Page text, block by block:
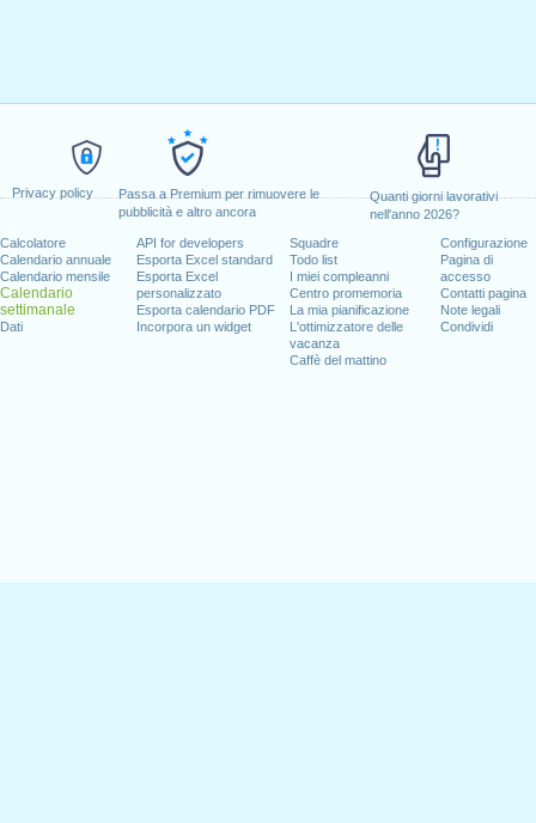
Privacy policy
Passa a Premium per rimuovere le
pubblicità e altro ancora
Quanti giorni lavorativi
nell'anno 2026?
Calcolatore
Calendario annuale
Calendario mensile
Calendario
settimanale
Dati
API for developers
Esporta Excel standard
Esporta Excel
personalizzato
Esporta calendario PDF
Incorpora un widget
Squadre
Todo list
I miei compleanni
Centro promemoria
La mia pianificazione
L'ottimizzatore delle
vacanza
Caffè del mattino
Configurazione
Pagina di
accesso
Contatti pagina
Note legali
Condividi